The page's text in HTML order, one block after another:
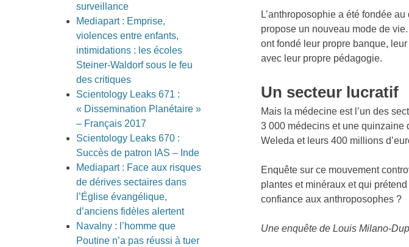
L’anthroposophie a été fondée
propose un nouveau mode de
ont fondé leur propre banque,
avec leur propre pédagogie.
Un secteur lucratif
Mais la médecine est l’un des
3 000 médecins et une
Weleda et leurs 400 millions
Enquête sur ce mouvement
plantes et minéraux et qui
confiance aux anthroposophes ?
Une enquête de Louis Milano-
surveillance
Mediapart : Emprise,
violences entre enfants,
intimidations : les écoles
Steiner-Waldorf sous le feu
des critiques
Scientology Leaks 671 :
« Dissemination Planétaire »
– Français 2017
Scientology Leaks 670 :
Succès de patron IAS – Inde
Mediapart : Face aux risques
de dérives sectaires dans
l’Église évangélique,
d’anciens fidèles alertent
Navalny : l’homme que
Poutine n’a pas réussi à tuer